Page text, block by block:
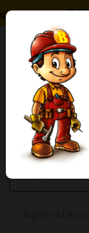
Ofertas
Lojas Fisicas